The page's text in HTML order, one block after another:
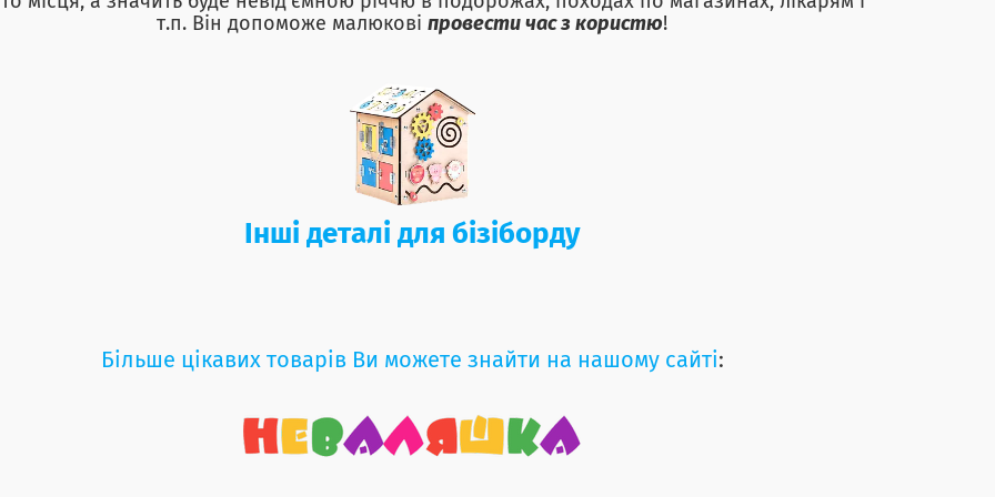
т.п. Він допоможе малюкові провести час з користю!
Інші деталі для бізіборду
Більше цікавих товарів Ви можете знайти на нашому сайті: